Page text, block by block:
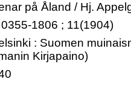
på Åland / Hj.
1806 ; 11(1904)
: Suomen
Kirjapaino)